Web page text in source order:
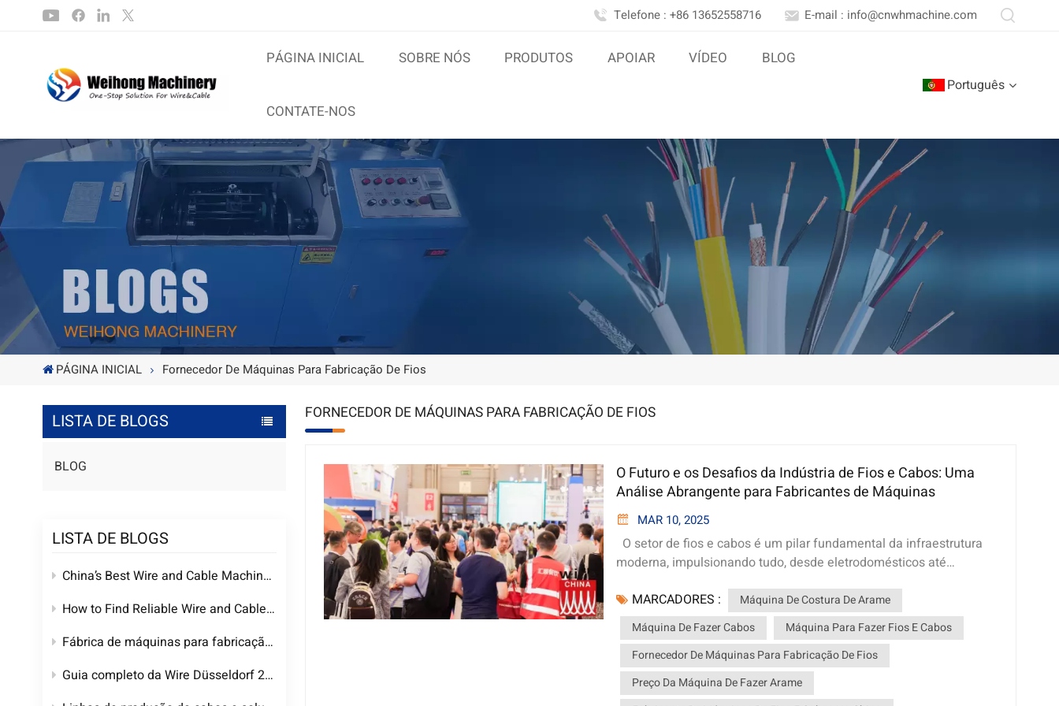
Telefone : +86 13652558716 E-mail : info@cnwhmachine.com
PÁGINA INICIAL SOBRE NÓS PRODUTOS APOIAR VÍDEO BLOG
CONTATE-NOS
Português
PÁGINA INICIAL Fornecedor De Máquinas Para Fabricação De Fios
LISTA DE BLOGS
BLOG
LISTA DE BLOGS
China’s Best Wire and Cable Machinery Manufacturing Factory | Custom Extruders & Complete Cable Production Lines
How to Find Reliable Wire and Cable Machinery Manufacturers in China
Fábrica de máquinas para fabricação de fios e cabos na China | Fornecedor de equipamentos para cabos personalizados
Guia completo da Wire Düsseldorf 2026: Datas, local e tendências em máquinas para cabos de alta tensão da WEIHONG MACHINERY
FORNECEDOR DE MÁQUINAS PARA FABRICAÇÃO DE FIOS
O Futuro e os Desafios da Indústria de Fios e Cabos: Uma
Análise Abrangente para Fabricantes de Máquinas
MAR 10, 2025
O setor de fios e cabos é um pilar fundamental da infraestrutura
moderna, impulsionando tudo, desde eletrodomésticos até
máquinas para fios e cabos com sede em Guangdong, China,
entender as tendências, os desafios e as oportunidades do setor é
crucial para se manter competitivo. Este blog analisa o estado atual
do setor de fios e cabos, suas perspectivas futuras e o papel das
máquinas avançadas no crescimento. 1. Visão geral da indústria
de fios e cabos* A indústria de fios e cabos é um componente vital
MARCADORES :
Máquina De Costura De Arame
Máquina De Fazer Cabos
Máquina Para Fazer Fios E Cabos
Fornecedor De Máquinas Para Fabricação De Fios
Preço Da Máquina De Fazer Arame